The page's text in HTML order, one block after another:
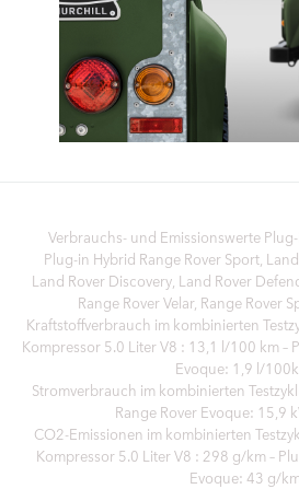
Verbrauchs- und Emissionswerte
Plug‑in Hybrid Range Rover Sport,
Land Rover Discovery, Land Rover
Range Rover Velar, Range Rover
Kraftstoffverbrauch im kombinierten
Kompressor 5.0 Liter V8 : 13,1 l/100 km –
Evoque: 1,9 l/
Stromverbrauch im kombinierten
Range Rover Evoque: 15,9
CO2-Emissionen im kombinierten
Kompressor 5.0 Liter V8 : 298 g/km –
Evoque: 43 g/km